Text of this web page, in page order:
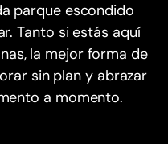
parque escondido
Tanto si estás aquí
la mejor forma de
sin plan y abrazar
a momento.